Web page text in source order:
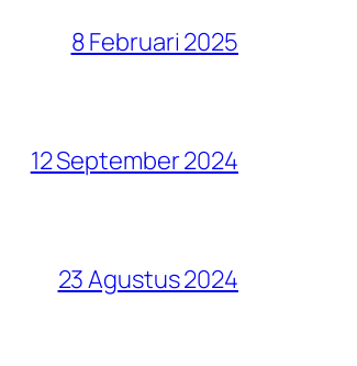
8 Februari 2025
12 September 2024
23 Agustus 2024